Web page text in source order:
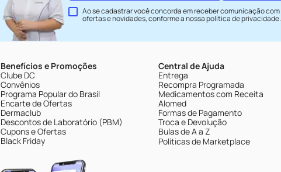
Ao se cadastrar você concorda em receber comunicação com
ofertas e novidades, conforme a nossapolítica de privacidade.
Benefícios e Promoções
Clube DC
Convênios
Programa Popular do Brasil
Encarte de Ofertas
Dermaclub
Descontos de Laboratório (PBM)
Cupons e Ofertas
Black Friday
Central de Ajuda
Entrega
Recompra Programada
Medicamentos com Receita
Alomed
Formas de Pagamento
Troca e Devolução
Bulas de A a Z
Políticas de Marketplace